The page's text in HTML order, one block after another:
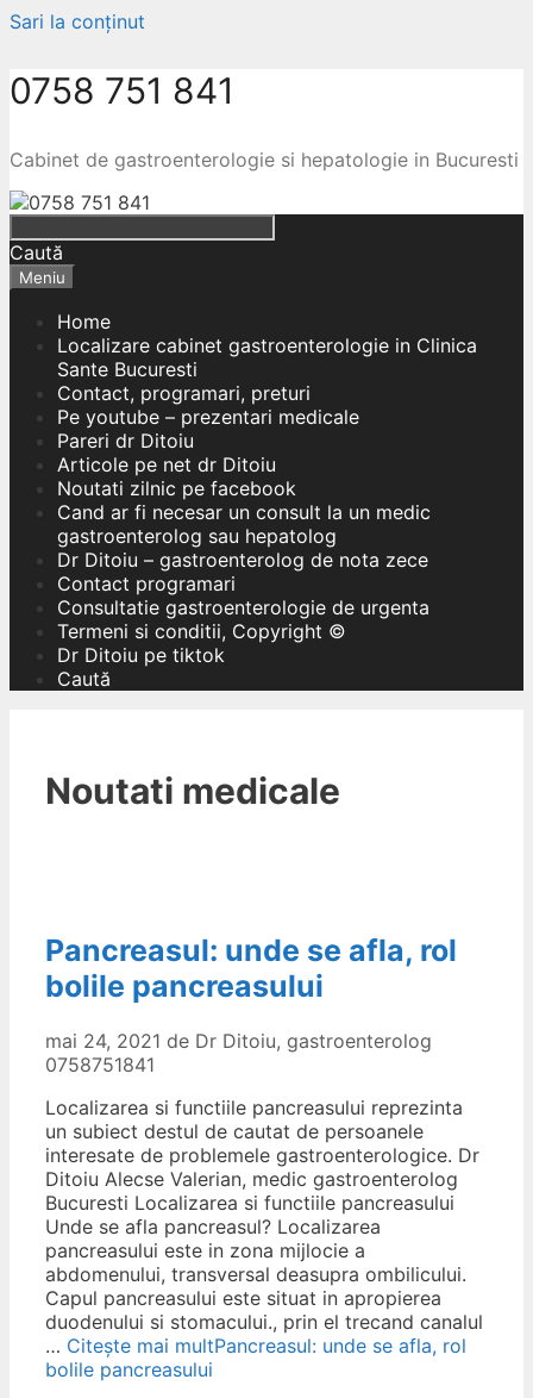
Sari la conținut
0758 751 841
Cabinet de gastroenterologie si hepatologie in Bucuresti
Caută
Meniu
Home
Localizare cabinet gastroenterologie in Clinica
Sante Bucuresti
Contact, programari, preturi
Pe youtube – prezentari medicale
Pareri dr Ditoiu
Articole pe net dr Ditoiu
Noutati zilnic pe facebook
Cand ar fi necesar un consult la un medic
gastroenterolog sau hepatolog
Dr Ditoiu – gastroenterolog de nota zece
Contact programari
Consultatie gastroenterologie de urgenta
Termeni si conditii, Copyright ©
Dr Ditoiu pe tiktok
Caută
Noutati medicale
Pancreasul: unde se afla, rol
bolile pancreasului
mai 24, 2021 de Dr Ditoiu, gastroenterolog
0758751841
Localizarea si functiile pancreasului reprezinta
un subiect destul de cautat de persoanele
interesate de problemele gastroenterologice. Dr
Ditoiu Alecse Valerian, medic gastroenterolog
Bucuresti Localizarea si functiile pancreasului
Unde se afla pancreasul? Localizarea
pancreasului este in zona mijlocie a
abdomenului, transversal deasupra ombilicului.
Capul pancreasului este situat in apropierea
duodenului si stomacului., prin el trecand canalul
… Citește mai multPancreasul: unde se afla, rol
bolile pancreasului